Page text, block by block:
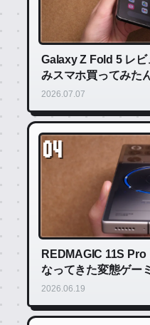
Galaxy Z Fold 5 レ
みスマホ買ってみた
2026.07.07
04
REDMAGIC 11S
なってきた変態ゲー
2026.06.19